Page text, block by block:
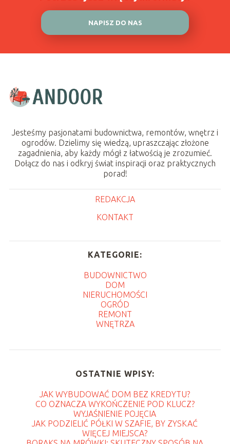
NAPISZ DO NAS
Jesteśmy pasjonatami budownictwa, remontów, wnętrz i
ogrodów. Dzielimy się wiedzą, upraszczając złożone
zagadnienia, aby każdy mógł z łatwością je zrozumieć.
Dołącz do nas i odkryj świat inspiracji oraz praktycznych
porad!
REDAKCJA
KONTAKT
KATEGORIE:
BUDOWNICTWO
DOM
NIERUCHOMOŚCI
OGRÓD
REMONT
WNĘTRZA
OSTATNIE WPISY:
JAK WYBUDOWAĆ DOM BEZ KREDYTU?
CO OZNACZA WYKOŃCZENIE POD KLUCZ?
WYJAŚNIENIE POJĘCIA
JAK PODZIELIĆ PÓŁKI W SZAFIE, BY ZYSKAĆ
WIĘCEJ MIEJSCA?